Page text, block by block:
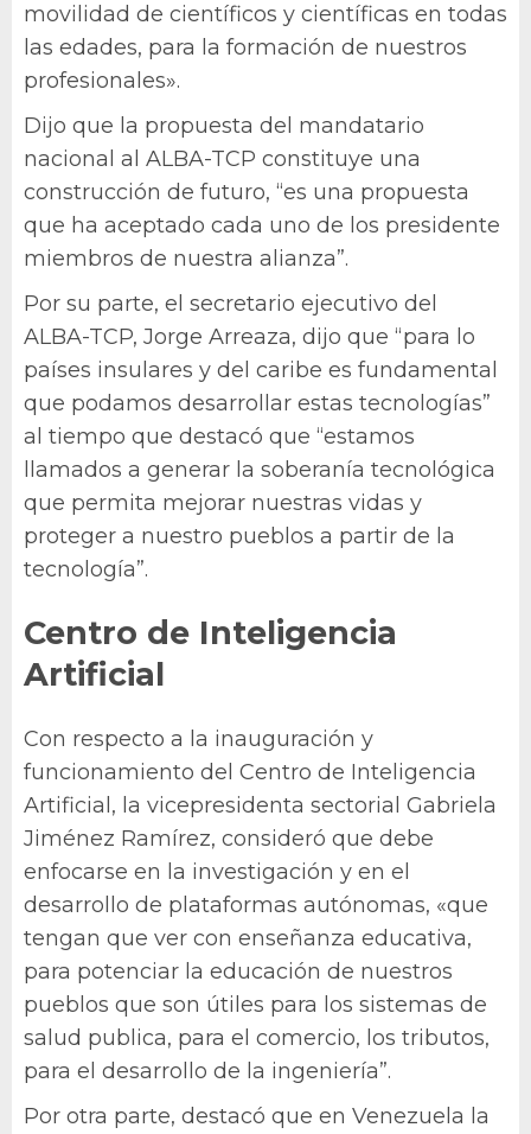
movilidad de científicos y científicas en todas
las edades, para la formación de nuestros
profesionales».
Dijo que la propuesta del mandatario
nacional al ALBA-TCP constituye una
construcción de futuro, “es una propuesta
que ha aceptado cada uno de los presidente
miembros de nuestra alianza”.
Por su parte, el secretario ejecutivo del
ALBA-TCP, Jorge Arreaza, dijo que “para lo
países insulares y del caribe es fundamental
que podamos desarrollar estas tecnologías”
al tiempo que destacó que “estamos
llamados a generar la soberanía tecnológica
que permita mejorar nuestras vidas y
proteger a nuestro pueblos a partir de la
tecnología”.
Centro de Inteligencia
Artificial
Con respecto a la inauguración y
funcionamiento del Centro de Inteligencia
Artificial, la vicepresidenta sectorial Gabriela
Jiménez Ramírez, consideró que debe
enfocarse en la investigación y en el
desarrollo de plataformas autónomas, «que
tengan que ver con enseñanza educativa,
para potenciar la educación de nuestros
pueblos que son útiles para los sistemas de
salud publica, para el comercio, los tributos,
para el desarrollo de la ingeniería”.
Por otra parte, destacó que en Venezuela la